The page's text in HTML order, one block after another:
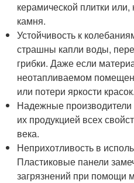
керамической плитки
камня.
Устойчивость к
страшны капли воды,
грибки. Даже если
неотапливаемом
или потери яркости красок.
Надежные производители
их продукцией всех
века.
Неприхотливость в
Пластиковые панели
загрязнений при помощи